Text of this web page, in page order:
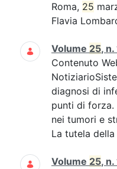
Roma, 25
Flavia
Volume 25,
Contenuto
diagnosi di
punti di forza.
nei tumori e
La tutela della
Volume 25,